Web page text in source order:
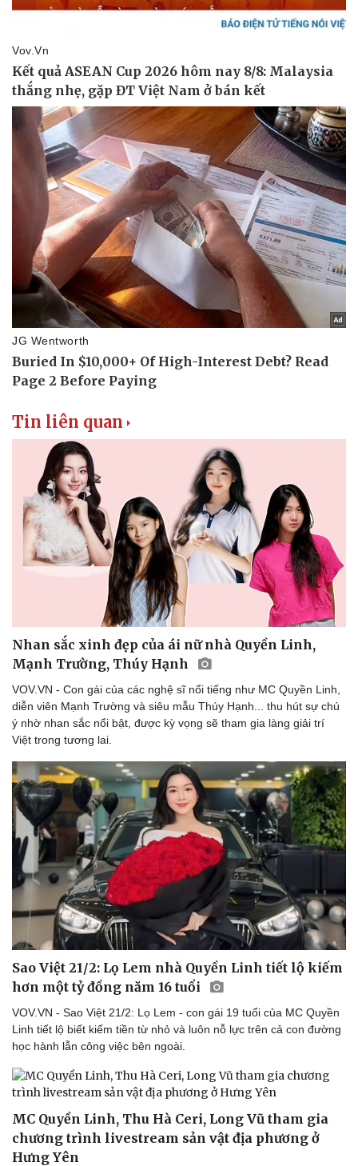
Sân khấu - Điện ảnh
Văn học
Âm nhạc
Di sản
Sao Việt
Du lịch
Săn Tour
check-in
Podcast
Câu chuyện thời sự
Đọc truyện đêm khuya
Cửa sổ tình yêu
Kể chuyện cho bé
Hạt giống tâm hồn
Tin liên quan
Nhan sắc xinh đẹp của ái nữ nhà Quyền Linh,
Mạnh Trường, Thúy Hạnh
VOV.VN - Con gái của các nghệ sĩ nổi tiếng như MC Quyền Linh,
diễn viên Mạnh Trường và siêu mẫu Thúy Hạnh... thu hút sự chú
ý nhờ nhan sắc nổi bật, được kỳ vọng sẽ tham gia làng giải trí
Việt trong tương lai.​
Sao Việt 21/2: Lọ Lem nhà Quyền Linh tiết lộ kiếm
hơn một tỷ đồng năm 16 tuổi
VOV.VN - Sao Việt 21/2: Lọ Lem - con gái 19 tuổi của MC Quyền
Linh tiết lộ biết kiếm tiền từ nhỏ và luôn nỗ lực trên cả con đường
học hành lẫn công việc bên ngoài.
MC Quyền Linh, Thu Hà Ceri, Long Vũ tham gia
chương trình livestream sản vật địa phương ở
Hưng Yên